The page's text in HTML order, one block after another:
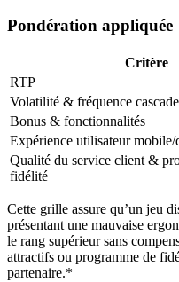
Pondération appliquée
Critère
RTP
Volatilité & fréquence cascade
Bonus & fonctionnalités
Expérience utilisateur mobile/
Qualité du service client &
fidélité
Cette grille assure qu’un jeu
présentant une mauvaise
le rang supérieur sans
attractifs ou programme de
partenaire.*